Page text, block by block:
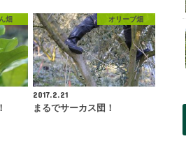
畑 オリーブ畑
2017.2.21
まるでサーカス団！